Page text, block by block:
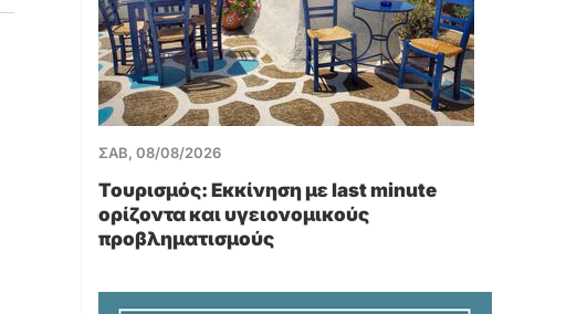
ΣΑΒ, 08/08/2026
Τουρισμός: Εκκίνηση με last minute
ορίζοντα και υγειονομικούς
προβληματισμούς